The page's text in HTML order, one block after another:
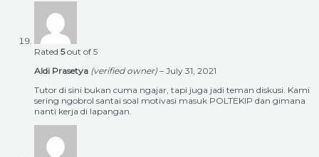
Rated 5out of 5
Aldi Prasetya (verified owner) – July 31, 2021
Tutor di sini bukan cuma ngajar, tapi juga jadi teman diskusi. Kami
sering ngobrol santai soal motivasi masuk POLTEKIP dan gimana
nanti kerja di lapangan.